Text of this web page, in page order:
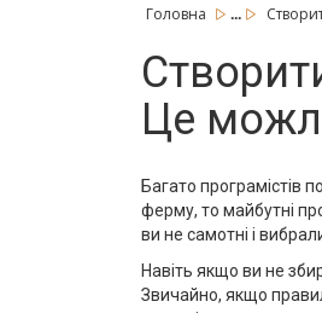
Головна ...
Це
Багато програмістів
ферму, то майбутні
ви не самотні і
Навіть якщо ви не
Звичайно, якщо